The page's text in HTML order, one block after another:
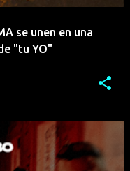
se unen en una
"tu YO"